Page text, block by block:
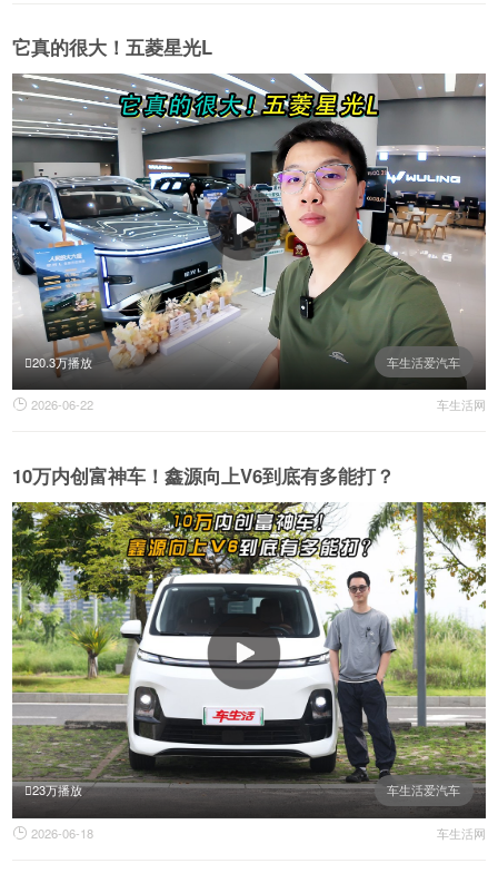
它真的很大！五菱星光L
车生活爱汽车
20.3万播放
 2026-06-22 车生活网
10万内创富神车！鑫源向上V6到底有多能打？
车生活爱汽车
23万播放
 2026-06-18 车生活网